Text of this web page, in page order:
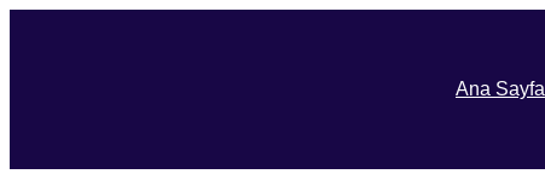
Ana Sayfa